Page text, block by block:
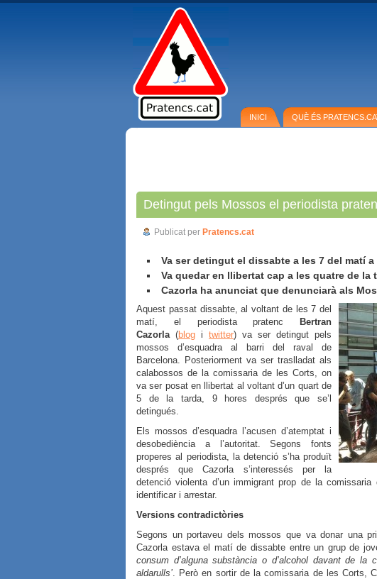
INICI QUÈ ÉS
Detingut pels Mossos el periodista
Publicat per Pratencs.cat
Va ser detingut el dissabte a les 7 del matí a
Va quedar en llibertat cap a les quatre de la
Cazorla ha anunciat que denunciarà als
Aquest passat dissabte, al voltant de les 7 del
matí, el periodista pratenc
Bertran
Cazorla(blog i twitter) va ser detingut pels
mossos d’esquadra al barri del raval de
Barcelona. Posteriorment va ser traslladat als
calabossos de la comissaria de les Corts, on
va ser posat en llibertat al voltant d’un quart de
5 de la tarda, 9 hores després que se’l
detingués.
Els mossos d’esquadra l’acusen d’atemptat i
desobediència a l’autoritat. Segons fonts
properes al periodista, la detenció s’ha produït
després que Cazorla s’interessés per la
detenció violenta d’un immigrant prop de la
identificar i arrestar.
Versions contradictòries
Segons un portaveu dels mossos que va donar una
Cazorla estava el matí de dissabte entre un grup de
consum d’alguna substància o d’alcohol davant de
aldarulls’. Però en sortir de la comissaria de les Corts,